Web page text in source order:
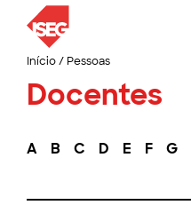
Início/ Pessoas
Docentes
A B C D E F G